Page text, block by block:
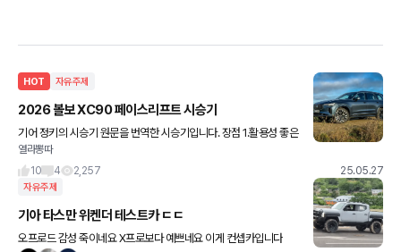
HOT 자유주제
2026 볼보 XC90 페이스리프트 시승기
기어 정키의 시승기 원문을 번역한 시승기입니다. 장점 1.활용성 좋은
플러그인 하이브리드 시스템 2. 뛰어난 승차감의 에어 서스펜션 3.
인상적인 인포테인먼트 시스템 4. 더욱 정숙해진 실내
열라뽕따
10
4 2,257 25.05.27
자유주제
기아 타스만 위켄더 테스트카 ㄷㄷ
오프로드 감성 죽이네요 X프로보다 예쁘네요 이게 컨셉카입니다